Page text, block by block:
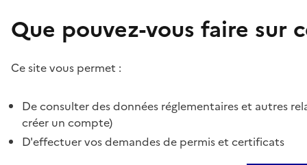
Que pouvez-vous faire sur
Ce site vous permet :
De consulter des données réglementaires et autres
créer un compte)
D'effectuer vos demandes de permis et certificats